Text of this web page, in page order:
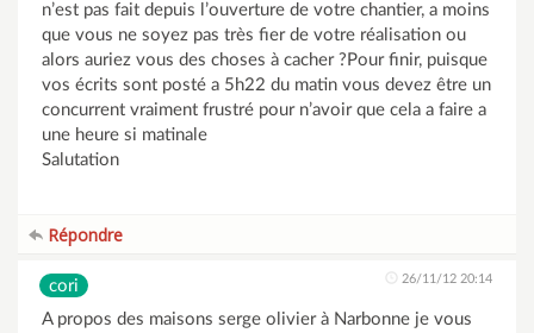
n’est pas fait depuis l’ouverture de votre chantier, a moins
que vous ne soyez pas très fier de votre réalisation ou
alors auriez vous des choses à cacher ?Pour finir, puisque
vos écrits sont posté a 5h22 du matin vous devez être un
concurrent vraiment frustré pour n’avoir que cela a faire a
une heure si matinale
Salutation
Répondre
cori 26/11/12 20:14
A propos des maisons serge olivier à Narbonne je vous